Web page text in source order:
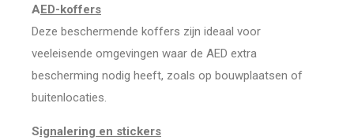
AED-koffers
Deze beschermende koffers zijn ideaal voor
veeleisende omgevingen waar de AED extra
bescherming nodig heeft, zoals op bouwplaatsen of
buitenlocaties.
Signalering en stickers